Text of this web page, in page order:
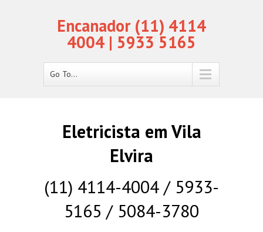
Encanador (11) 4114
4004 | 5933 5165
Go To...
Eletricista em Vila
Elvira
(11) 4114-4004 / 5933-
5165 / 5084-3780